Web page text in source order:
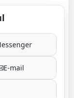
E-mail